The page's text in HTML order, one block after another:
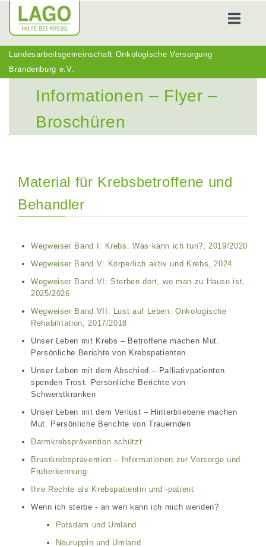
WER WIR SIND
WAS WIR TUN
TERMINE
Landesarbeitsgemeinschaft Onkologische Versorgung
Brandenburg e.V.
Informationen – Flyer –
Broschüren
Material für Krebsbetroffene und
Behandler
Wegweiser Band I: Krebs. Was kann ich tun?, 2019/2020
Wegweiser Band V: Körperlich aktiv und Krebs, 2024
Wegweiser Band VI: Sterben dort, wo man zu Hause ist,
2025/2026
Wegweiser Band VII: Lust auf Leben. Onkologische
Rehabilitation, 2017/2018
Unser Leben mit Krebs – Betroffene machen Mut.
Persönliche Berichte von Krebspatienten
Unser Leben mit dem Abschied – Palliativpatienten
spenden Trost. Persönliche Berichte von
Schwerstkranken
Unser Leben mit dem Verlust – Hinterbliebene machen
Mut. Persönliche Berichte von Trauernden
Darmkrebsprävention schützt
Brustkrebsprävention – Informationen zur Vorsorge und
Früherkennung
Ihre Rechte als Krebspatientin und -patient
Wenn ich sterbe - an wen kann ich mich wenden?
Potsdam und Umland
Neuruppin und Umland